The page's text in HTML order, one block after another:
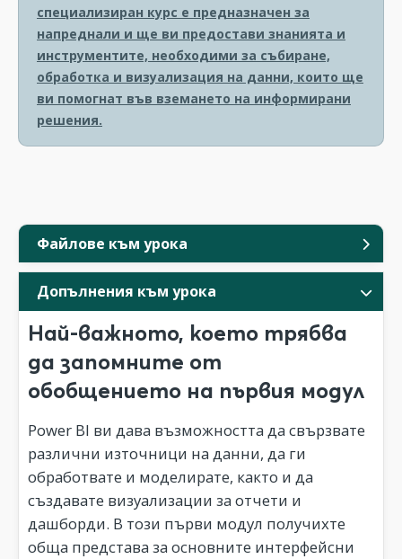
Файлове към урока
Допълнения към урока
Най-важното, което трябва
да запомните от
обобщението на първия модул
Power BI ви дава възможността да свързвате
различни източници на данни, да ги
обработвате и моделирате, както и да
създавате визуализации за отчети и
дашборди. В този първи модул получихте
обща представа за основните интерфейсни
специализиран курс е предназначен за
напреднали и ще ви предостави знанията и
инструментите, необходими за събиране,
обработка и визуализация на данни, които ще
ви помогнат във вземането на информирани
решения.